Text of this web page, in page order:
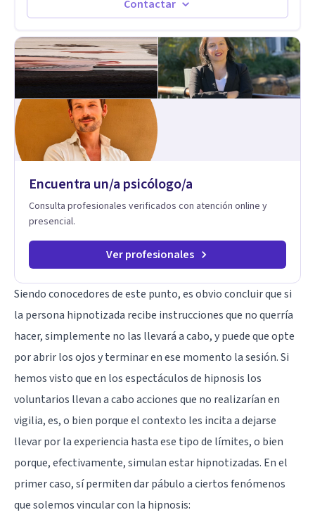
Contactar
Encuentra un/a psicólogo/a
Consulta profesionales verificados con atención online y
presencial.
Ver profesionales
Siendo conocedores de este punto, es obvio concluir que si
la persona hipnotizada recibe instrucciones que no querría
hacer, simplemente no las llevará a cabo, y puede que opte
por abrir los ojos y terminar en ese momento la sesión. Si
hemos visto que en los espectáculos de hipnosis los
voluntarios llevan a cabo acciones que no realizarían en
vigilia, es, o bien porque el contexto les incita a dejarse
llevar por la experiencia hasta ese tipo de límites, o bien
porque, efectivamente, simulan estar hipnotizadas. En el
primer caso, sí permiten dar pábulo a ciertos fenómenos
que solemos vincular con la hipnosis: